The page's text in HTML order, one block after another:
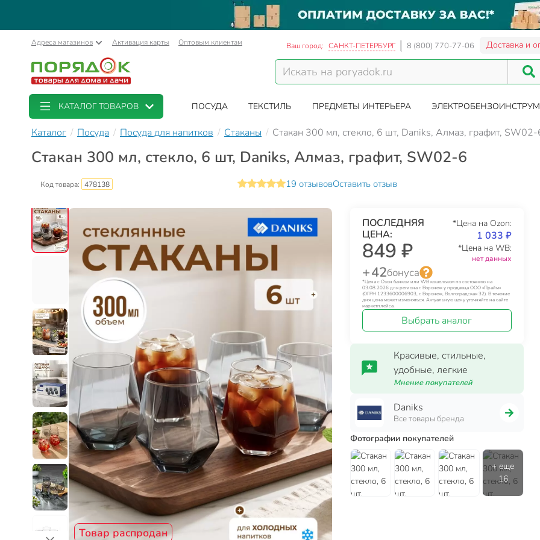
Адреса магазинов Активация карты Оптовым клиентам Ваш город: САНКТ-ПЕТЕРБУРГ 8 (800) 770-77-06 Доставка и
КАТАЛОГ ТОВАРОВ ПОСУДА ТЕКСТИЛЬ ПРЕДМЕТЫ ИНТЕРЬЕРА
Каталог Посуда Посуда для напитков Стаканы Стакан 300 мл, стекло, 6 шт, Daniks, Алмаз, графит, SW02-
Стакан 300 мл, стекло, 6 шт, Daniks, Алмаз, графит, SW02-6
Код товара: 478138 19 отзывовОставить отзыв
Товар распродан
ПОСЛЕДНЯЯ
ЦЕНА:
849 ₽
*Цена на Ozon:
1 033 ₽
*Цена на WB:
нет данных
+ 42бонуса
*Цена с Озон банком или WB кошельком по состоянию на
03.08.2026 для региона г. Воронеж у продавца ООО «Прайм»
(ОГРН 1233600006903, г. Воронеж, Волгоградская 32). В течение
дня цена может изменяться. Актуальную цену уточняйте на сайте
маркетплейса.
Выбрать аналог
Красивые, стильные,
удобные, легкие
Мнение покупателей
Daniks
Все товары бренда
Фотографии покупателей